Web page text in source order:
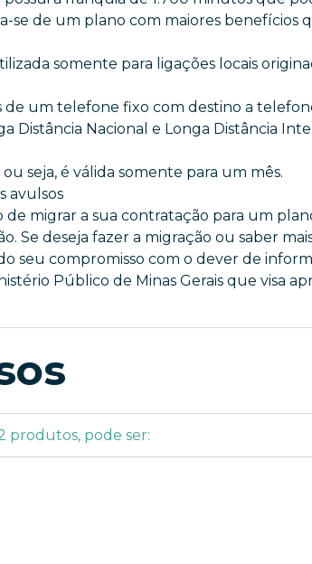
se de um plano com maiores benefícios
somente para ligações locais
de um telefone fixo com destino a
Distância Nacional e Longa Distância
seja, é válida somente para um mês.
avulsos
de migrar a sua contratação para um
Se deseja fazer a migração ou saber
seu compromisso com o dever de
Público de Minas Gerais que visa
produtos, pode ser: